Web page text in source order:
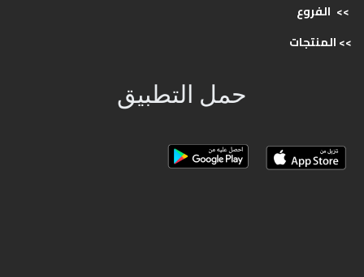
>> الفروع
>>المنتجات
حمل التطبيق